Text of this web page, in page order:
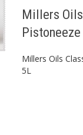
Millers
Millers Oils
5L